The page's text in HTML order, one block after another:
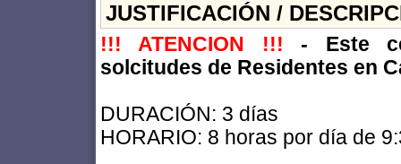
JUSTIFICACIÓN /
!!! ATENCION !!! - Este
solcitudes de Residentes en
DURACIÓN: 3 días
HORARIO: 8 horas por día de